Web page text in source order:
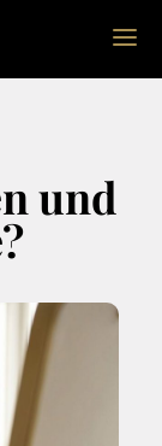
und